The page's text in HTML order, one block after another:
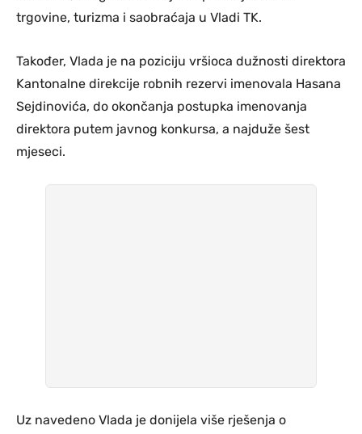
trgovine, turizma i saobraćaja u Vladi TK.
Također, Vlada je na poziciju vršioca dužnosti direktora
Kantonalne direkcije robnih rezervi imenovala Hasana
Sejdinovića, do okončanja postupka imenovanja
direktora putem javnog konkursa, a najduže šest
mjeseci.
Uz navedeno Vlada je donijela više rješenja o